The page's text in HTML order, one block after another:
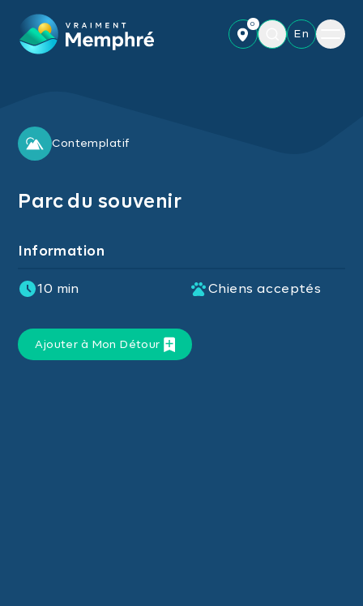
0
En
Menu
Contemplatif
Parc du souvenir
Information
10 min Chiens acceptés
Ajouter à Mon Détour